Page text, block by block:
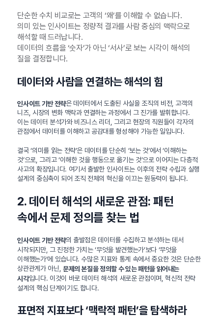
단순한 수치 비교로는 고객의 ‘왜’를 이해할 수 없습니다.
의미 있는 인사이트는 정량적 결과를 사람 중심의 맥락으로
해석할 때 드러납니다.
데이터의 흐름을 ‘숫자’가 아닌 ‘서사’로 보는 시각이 해석의
질을 결정합니다.
데이터와 사람을 연결하는 해석의 힘
인사이트 기반 전략은 데이터에서 도출된 사실을 조직의 비전, 고객의
니즈, 시장의 변화 맥락과 연결하는 과정에서 그 진가를 발휘합니다.
이는 데이터 분석가와 비즈니스 리더, 그리고 현장의 직원들이 각자의
관점에서 데이터를 이해하고 공감대를 형성해야 가능한 일입니다.
결국 ‘의미를 읽는 전략’은 데이터를 단순히 ‘보는 것’에서 ‘이해하는
것’으로, 그리고 ‘이해한 것을 행동으로 옮기는 것’으로 이어지는 다층적
사고의 확장입니다. 여기서 출발한 인사이트는 이후의 전략 수립과 실행
설계의 중심축이 되어 조직 전체의 혁신을 이끄는 원동력이 됩니다.
2. 데이터 해석의 새로운 관점: 패턴
속에서 문제 정의를 찾는 법
인사이트 기반 전략의 출발점은 데이터를 수집하고 분석하는 데서
시작되지만, 그 진정한 가치는 ‘무엇을 발견했는가’보다 ‘무엇을
이해했는가’에 있습니다. 수많은 지표와 통계 속에서 중요한 것은 단순한
상관관계가 아닌, 문제의 본질을 정의할 수 있는 패턴을 읽어내는
시각입니다. 이것이 바로 데이터 해석의 새로운 관점이며, 혁신적 전략
설계의 핵심 단계이기도 합니다.
표면적 지표보다 ‘맥락적 패턴’을 탐색하라